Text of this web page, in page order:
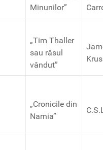
Minunilor”
„Tim Thaller
sau râsul
vândut”
„Cronicile din
Narnia”